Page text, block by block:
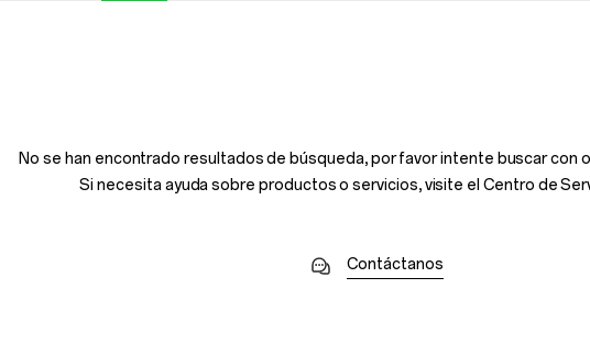
No se han encontrado resultados de búsqueda, por favor intente buscar con
Si necesita ayuda sobre productos o servicios, visite el Centro de
Contáctanos